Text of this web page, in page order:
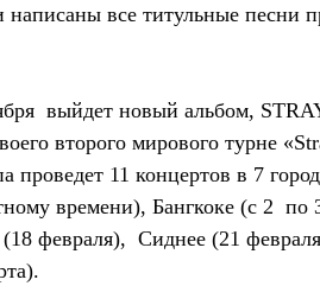
все титульные песни
выйдет новый альбом,
второго мирового турне
проведет 11 концертов в 7
времени), Бангкоке (с 2  по
февраля),  Сиднее (21